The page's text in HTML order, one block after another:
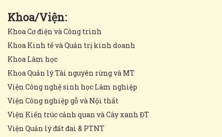
Khoa/Viện:
Khoa Cơ điện và Công trình
Khoa Kinh tế và Quản trị kinh doanh
Khoa Lâm học
Khoa Quản lý Tài nguyên rừng và MT
Viện Công nghệ sinh học Lâm nghiệp
Viện Công nghiệp gỗ và Nội thất
Viện Kiến trúc cảnh quan và Cây xanh ĐT
Viện Quản lý đất đai & PTNT